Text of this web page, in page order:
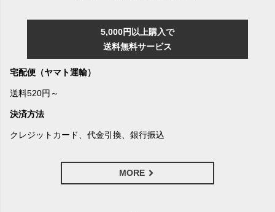
5,000円以上購入で
送料無料サービス
宅配便（ヤマト運輸）
送料520円～
決済方法
クレジットカード、代金引換、銀行振込
MORE